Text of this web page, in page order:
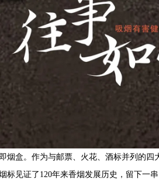
烟盒。作为与邮票、火花、酒标并列的四
标见证了120年来香烟发展历史，留下一